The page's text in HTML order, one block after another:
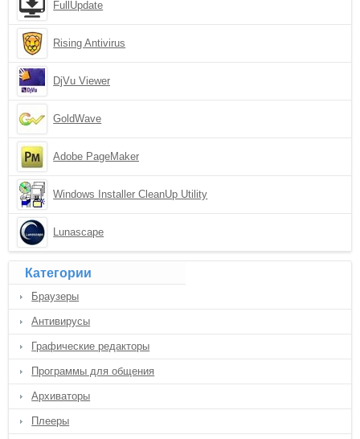
FullUpdate
Rising Antivirus
DjVu Viewer
GoldWave
Adobe PageMaker
Windows Installer CleanUp Utility
Lunascape
Категории
Браузеры
Антивирусы
Графические редакторы
Программы для общения
Архиваторы
Плееры